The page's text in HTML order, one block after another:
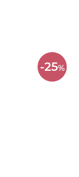
-25%